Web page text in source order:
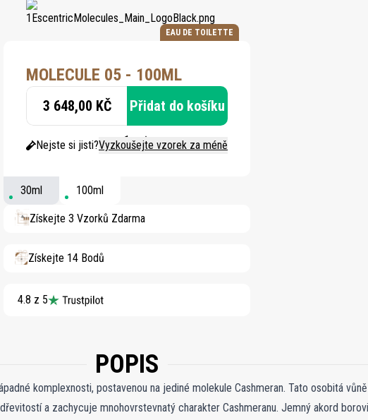
EAU DE TOILETTE
MOLECULE 05 - 100ML
3 648,00 KČ Přidat do košíku
Nejste si jisti?Vyzkoušejte vzorek za méně
30ml 100ml
Získejte 3 Vzorků Zdarma
Získejte 14 Bodů
4.8 z 5
POPIS
komplexnosti, postavenou na jediné molekule Cashmeran. Tato osobitá
a zachycuje mnohovrstevnatý charakter Cashmeranu. Jemný akord